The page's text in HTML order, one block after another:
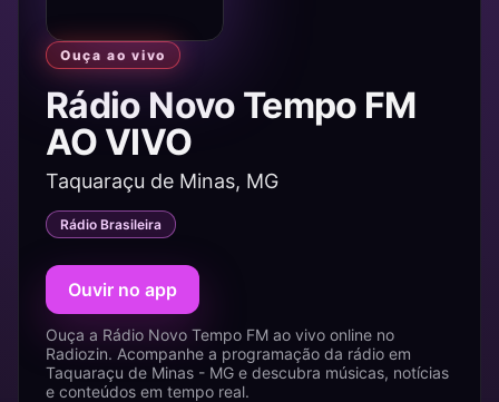
Ouça ao vivo
Rádio Novo Tempo FM
AO VIVO
Taquaraçu de Minas, MG
Rádio Brasileira
Ouvir no app
Ouça a Rádio Novo Tempo FM ao vivo online no
Radiozin. Acompanhe a programação da rádio em
Taquaraçu de Minas - MG e descubra músicas, notícias
e conteúdos em tempo real.